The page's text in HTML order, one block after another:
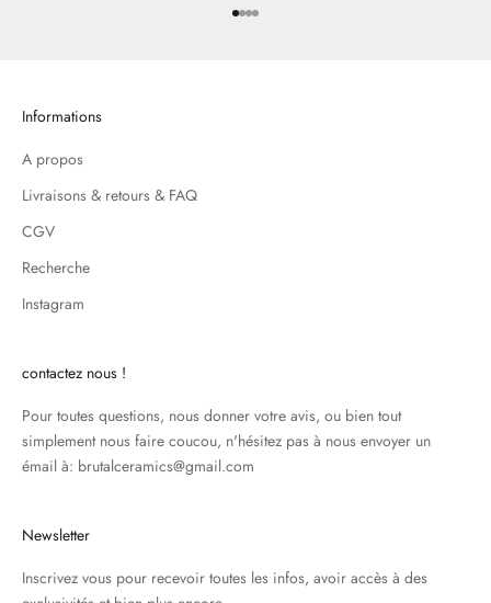
Aller à l'élément 1
Aller à l'élément 2
Aller à l'élément 3
Aller à l'élément 4
Informations
A propos
Livraisons & retours & FAQ
CGV
Recherche
Instagram
contactez nous !
Pour toutes questions, nous donner votre avis, ou bien tout
simplement nous faire coucou, n'hésitez pas à nous envoyer un
émail à: brutalceramics@gmail.com
Newsletter
Inscrivez vous pour recevoir toutes les infos, avoir accès à des